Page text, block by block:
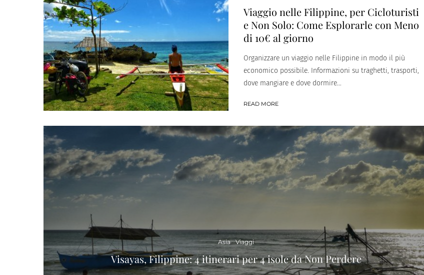
Viaggio nelle Filippine, per Cicloturisti
e Non Solo: Come Esplorarle con Meno
di 10€ al giorno
Organizzare un viaggio nelle Filippine in modo il più
economico possibile. Informazioni su traghetti, trasporti,
dove mangiare e dove dormire...
READ MORE
Asia Viaggi
Visayas, Filippine: 4 itinerari per 4 isole da Non Perdere